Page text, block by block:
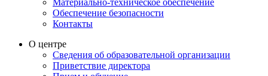
Материально-техническое обеспечение
Обеспечение безопасности
Контакты
О центре
Сведения об образовательной организации
Приветствие директора